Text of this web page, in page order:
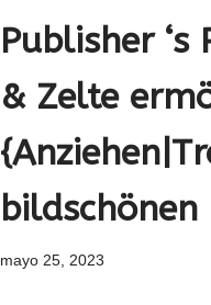
Publisher ‘s
& Zelte
mayo 25, 2023